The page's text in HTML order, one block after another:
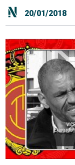
20/01/2018